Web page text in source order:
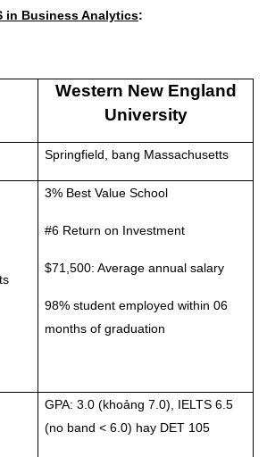
in Business Analytics:
Western New England
University
Springfield, bang Massachusetts
3% Best Value School
#6 Return on Investment
$71,500: Average annual salary
98% student employed within 06
months of graduation
GPA: 3.0 (khoảng 7.0), IELTS 6.5
(no band < 6.0) hay DET 105